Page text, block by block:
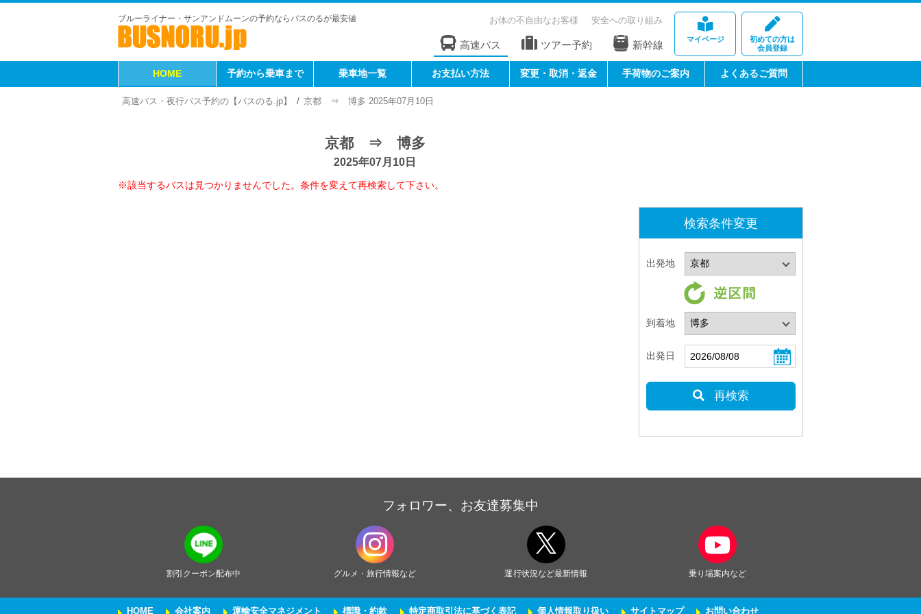
ブルーライナー・サンアンドムーンの予約ならバスのるが最安値
マイページ
初めての方は
会員登録
お体の不自由なお客様 安全への取り組み
高速バス ツアー予約 新幹線
HOME 予約から乗車まで 乗車地一覧 お支払い方法 変更・取消・返金 手荷物のご案内 よくあるご質問
高速バス・夜行バス予約の【バスのる.jp】 京都 ⇒ 博多 2025年07月10日
京都 ⇒ 博多
2025年07月10日
※該当するバスは見つかりませんでした。条件を変えて再検索して下さい。
検索条件変更
出発地
到着地
出発日
再検索
フォロワー、お友達募集中
割引クーポン配布中 グルメ・旅行情報など 運行状況など最新情報 乗り場案内など
HOME 会社案内 運輸安全マネジメント 標識・約款 特定商取引法に基づく表記 個人情報取り扱い サイトマップ お問い合わせ